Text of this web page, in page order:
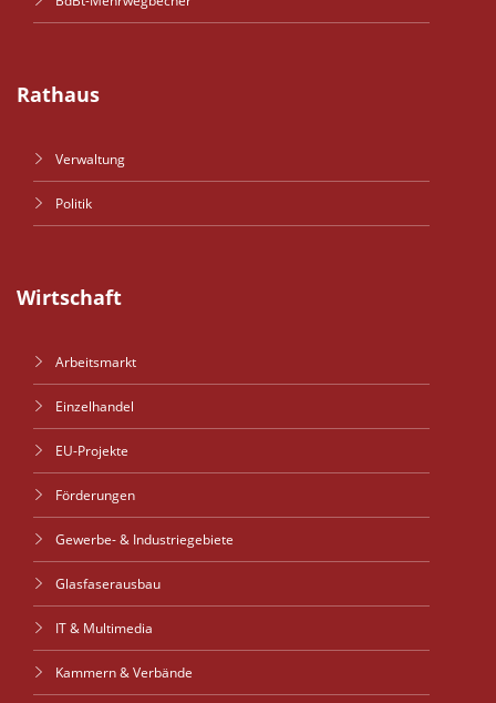
Rathaus
Verwaltung
Politik
Wirtschaft
Arbeitsmarkt
Einzelhandel
EU-Projekte
Förderungen
Gewerbe- & Industriegebiete
Glasfaserausbau
IT & Multimedia
Kammern & Verbände